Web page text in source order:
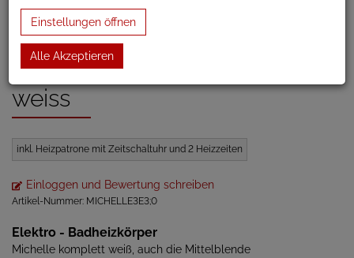
elektrischer
Handtuchheizkörper
Michelle e3 780h x 600b
weiss
inkl. Heizpatrone mit Zeitschaltuhr und 2 Heizzeiten
Einloggen und Bewertung schreiben
Artikel-Nummer: MICHELLE3E3;0
Elektro - Badheizkörper
Michelle komplett weiß, auch die Mittelblende
Einstellungen öffnen
Alle Akzeptieren